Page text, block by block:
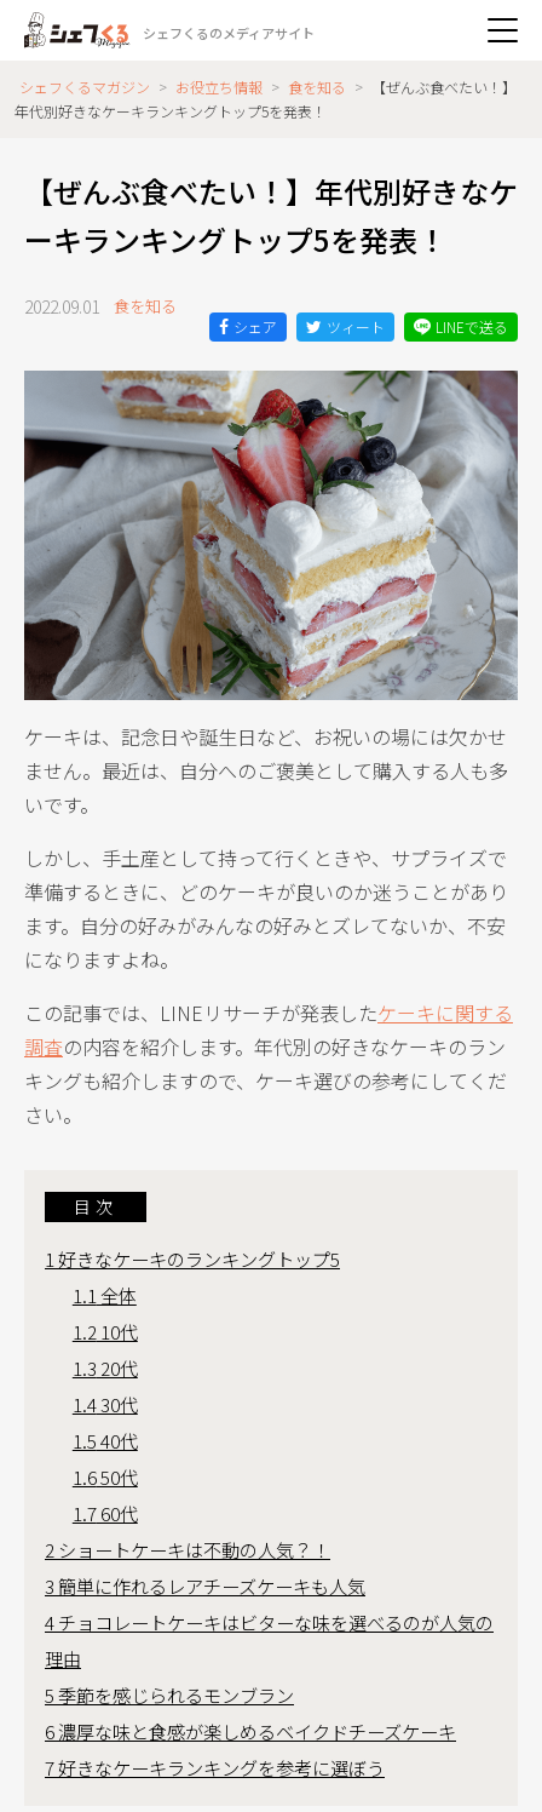
シェフくるのメディアサイト
シェフくるマガジン > お役立ち情報 > 食を知る >
【ぜんぶ食べたい！】
年代別好きなケーキランキングトップ5を発表！
【ぜんぶ食べたい！】年代別好きなケ
ーキランキングトップ5を発表！
2022.09.01 食を知る
シェア ツィート LINEで送る
ケーキは、記念日や誕生日など、お祝いの場には欠かせ
ません。最近は、自分へのご褒美として購入する人も多
いです。
しかし、手土産として持って行くときや、サプライズで
準備するときに、どのケーキが良いのか迷うことがあり
ます。自分の好みがみんなの好みとズレてないか、不安
になりますよね。
この記事では、LINEリサーチが発表したケーキに関する
調査の内容を紹介します。年代別の好きなケーキのラン
キングも紹介しますので、ケーキ選びの参考にしてくだ
さい。
目次
1 好きなケーキのランキングトップ5
1.1 全体
1.2 10代
1.3 20代
1.430代
1.540代
1.650代
1.760代
2 ショートケーキは不動の人気？！
3簡単に作れるレアチーズケーキも人気
4チョコレートケーキはビターな味を選べるのが人気の
理由
5季節を感じられるモンブラン
6濃厚な味と食感が楽しめるベイクドチーズケーキ
7好きなケーキランキングを参考に選ぼう